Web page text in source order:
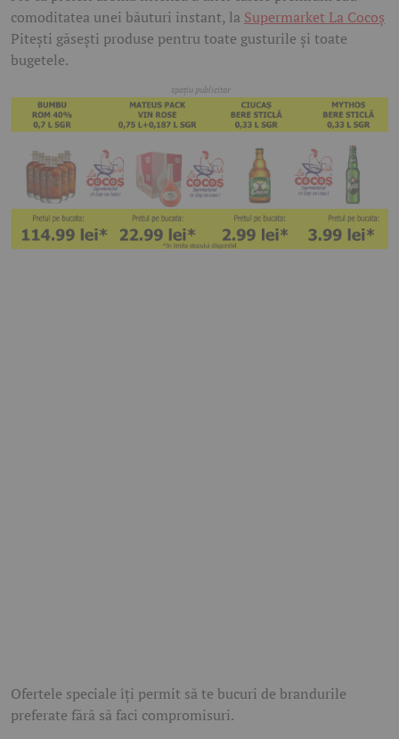
comoditatea unei băuturi instant, la Supermarket La Cocoș
Pitești găsești produse pentru toate gusturile și toate
bugetele.
Ofertele speciale îți permit să te bucuri de brandurile
preferate fără să faci compromisuri.